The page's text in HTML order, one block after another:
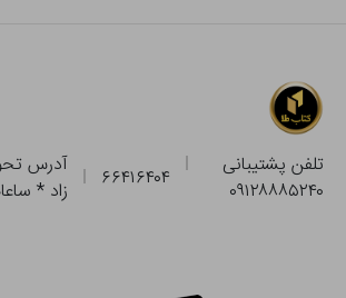
تلفن پشتیبانی
۰۹۱۲۸۸۸۵۲۴۰
۶۶۴۱۶۴۰۴
زاد * ساعات